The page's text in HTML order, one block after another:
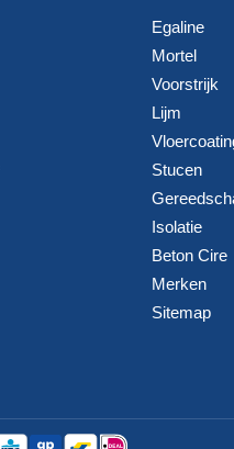
Egaline
Mortel
Voorstrijk
Lijm
Stucen
Isolatie
Beton Cire
Merken
Sitemap